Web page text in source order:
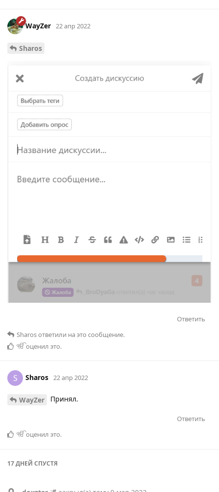
WayZer 22 апр 2022
Sharos
Ответить
Sharosответили на это сообщение.
ੴоценил это.
S Sharos 22 апр 2022
WayZer Принял.
Ответить
ੴоценил это.
17 ДНЕЙ СПУСТЯ